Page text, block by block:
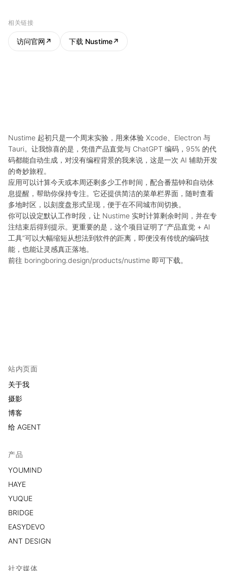
相关链接
访问官网 ↗ 下载 Nustime↗
Nustime 起初只是一个周末实验，用来体验 Xcode、Electron 与
Tauri。让我惊喜的是，凭借产品直觉与 ChatGPT 编码，95% 的代
码都能自动生成，对没有编程背景的我来说，这是一次 AI 辅助开发
的奇妙旅程。
应用可以计算今天或本周还剩多少工作时间，配合番茄钟和自动休
息提醒，帮助你保持专注。它还提供简洁的菜单栏界面，随时查看
多地时区，以刻度盘形式呈现，便于在不同城市间切换。
你可以设定默认工作时段，让 Nustime 实时计算剩余时间，并在专
注结束后得到提示。更重要的是，这个项目证明了“产品直觉 + AI
工具”可以大幅缩短从想法到软件的距离，即便没有传统的编码技
能，也能让灵感真正落地。
前往 boringboring.design/products/nustime 即可下载。
站内页面
关于我
摄影
博客
给 AGENT
产品
YOUMIND
HAYE
YUQUE
BRIDGE
EASYDEVO
ANT DESIGN
社交媒体